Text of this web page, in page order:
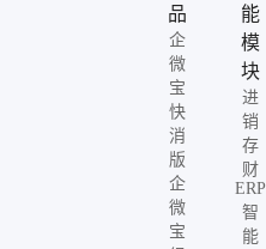
品
企
微
宝
快
消
版
企
微
宝
能
模
块
进
销
存
财
ERP
智
能